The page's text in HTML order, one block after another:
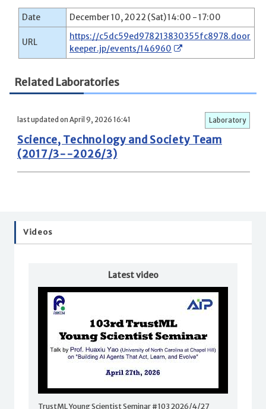
Date December 10, 2022 (Sat) 14:00 - 17:00
URL
https://c5dc59ed978213830355fc8978.door
keeper.jp/events/146960
Related Laboratories
last updated on April 9, 2026 16:41 Laboratory
Science, Technology and Society Team
(2017/3--2026/3)
Videos
Latest video
TrustML Young Scientist Seminar #103 2026/4/27